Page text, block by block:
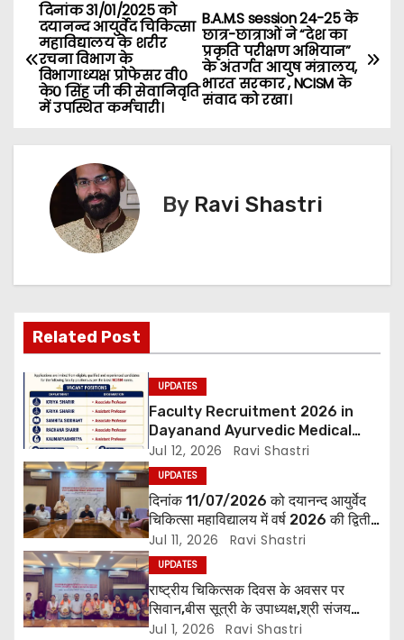
P
o
s
i
g
a
t
i
o
n
B.A.M.S session 24-25 के
छात्र-छात्राओं ने “देश का
प्रकृति परीक्षण अभियान”
के अंतर्गत आयुष मंत्रालय,
भारत सरकार , NCISM के
संवाद को रखा।
दिनांक 31/01/2025 को
दयानन्द आयुर्वेद चिकित्सा
महाविद्यालय के शरीर
रचना विभाग के
विभागाध्यक्ष प्रोफेसर वी०
के० सिंह जी की सेवानिवृति
में उपस्थित कर्मचारी।
By Ravi Shastri
Related Post
UPDATES
Faculty Recruitment 2026 in
Dayanand Ayurvedic Medical
Collage & Hospital Andar Road
,Siwan
Jul 12, 2026 Ravi Shastri
UPDATES
दिनांक 11/07/2026 को दयानन्द आयुर्वेद
चिकित्सा महाविद्यालय में वर्ष 2026 की द्वितीय
शिक्षक परिषद की बैठक प्राचार्य की अध्यक्षता
में हुई। बैठक मे महाविद्यालय सभी विभागाध्यक्ष
एवं शिक्षक सम्मिलित हुए।
Jul 11, 2026 Ravi Shastri
UPDATES
राष्ट्रीय चिकित्सक दिवस के अवसर पर
सिवान,बीस सूत्री के उपाध्यक्ष,श्री संजय
पाण्डेय एवं सोसाइटी हेल्पर ग्रुप के अनमोल जी
Jul 1, 2026 Ravi Shastri